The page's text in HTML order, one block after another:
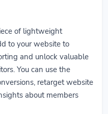
of lightweight
to your website to
and unlock valuable
You can use the
retarget website
about members